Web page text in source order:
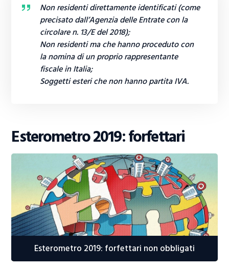
Non residenti direttamente identificati (come
precisato dall’Agenzia delle Entrate con la
circolare n. 13/E del 2018);
Non residenti ma che hanno proceduto con
la nomina di un proprio rappresentante
fiscale in Italia;
Soggetti esteri che non hanno partita IVA.
Esterometro 2019: forfettari
Esterometro 2019: forfettari non obbligati